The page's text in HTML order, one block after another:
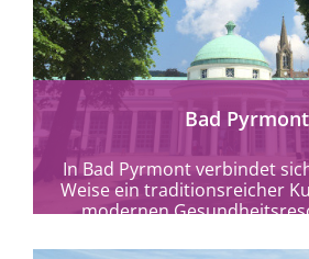
mehr erfahren
Bad Pyrmont
In Bad Pyrmont verbindet
Weise ein traditionsreicher
modernen